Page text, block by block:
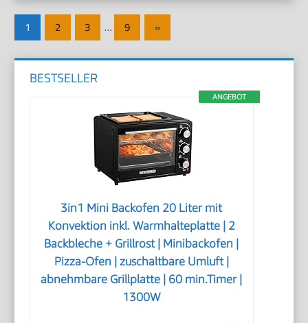
Seitennummerierung
der
Beiträge
1 2 3 … 9
Nächste
Beiträge
»
BESTSELLER
ANGEBOT
3in1 Mini Backofen 20 Liter mit
Konvektion inkl. Warmhalteplatte | 2
Backbleche + Grillrost | Minibackofen |
Pizza-Ofen | zuschaltbare Umluft |
abnehmbare Grillplatte | 60 min.Timer |
1300W